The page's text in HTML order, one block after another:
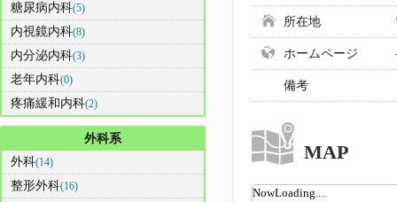
所在地
ホームページ
備考
MAP
NowLoading....
糖尿病内科(5)
内視鏡内科(8)
内分泌内科(3)
老年内科(0)
疼痛緩和内科(2)
外科系
外科(14)
整形外科(16)